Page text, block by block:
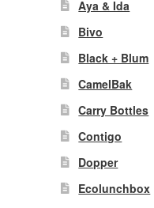
Aya & Ida
Bivo
Black + Blum
CamelBak
Carry Bottles
Contigo
Dopper
Ecolunchbox